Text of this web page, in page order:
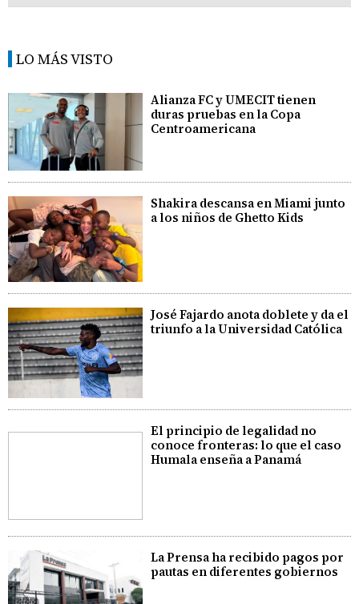
LO MÁS VISTO
Alianza FC y UMECIT tienen
duras pruebas en la Copa
Centroamericana
Shakira descansa en Miami junto
a los niños de Ghetto Kids
José Fajardo anota doblete y da el
triunfo a la Universidad Católica
El principio de legalidad no
conoce fronteras: lo que el caso
Humala enseña a Panamá
La Prensa ha recibido pagos por
pautas en diferentes gobiernos